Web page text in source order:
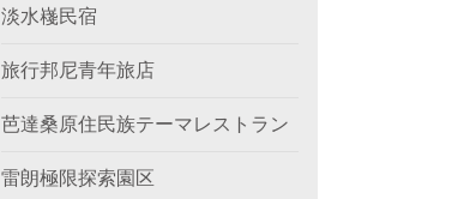
淡水嶘民宿
旅行邦尼青年旅店
芭達桑原住民族テーマレストラン
雷朗極限探索園区